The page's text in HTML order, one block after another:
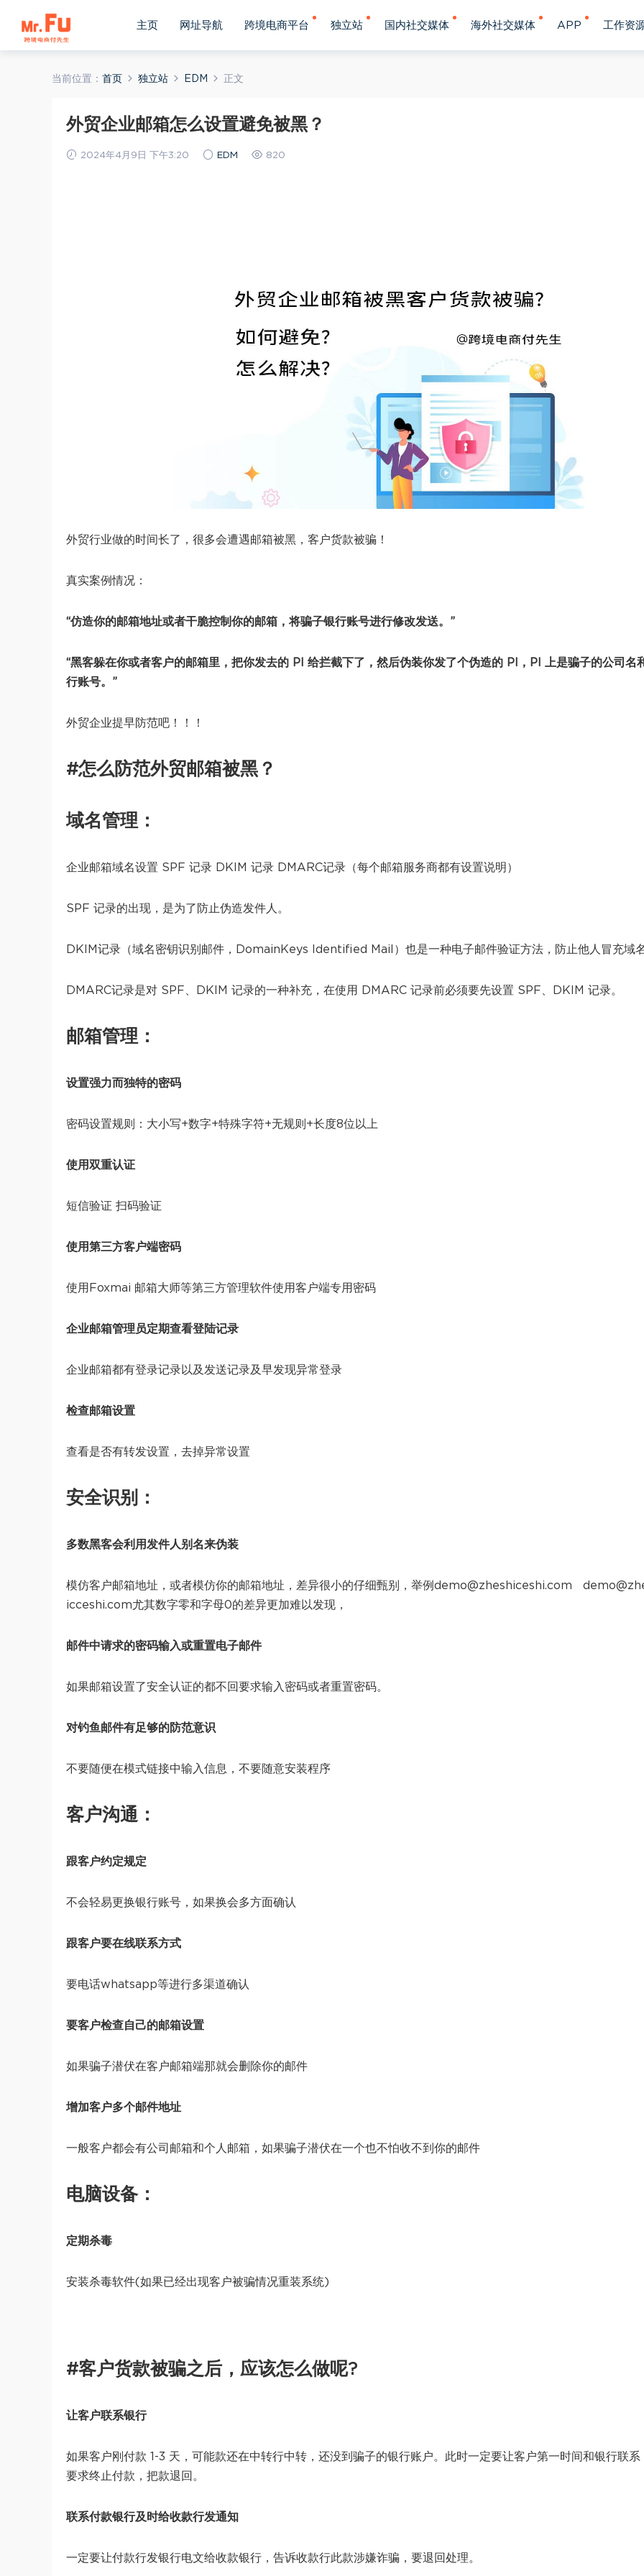
主页 网址导航 跨境电商平台 独立站 国内社交媒体 海外社交媒体 APP 工作资
当前位置： 首页 独立站 EDM 正文
外贸企业邮箱怎么设置避免被黑？
2024年4月9日 下午3:20 EDM 820
外贸行业做的时间长了，很多会遭遇邮箱被黑，客户货款被骗！
真实案例情况：
“仿造你的邮箱地址或者干脆控制你的邮箱，将骗子银行账号进行修改发送。”
“黑客躲在你或者客户的邮箱里，把你发去的 PI 给拦截下了，然后伪装你发了个伪造的 PI，PI 上是骗子的公司名
行账号。”
外贸企业提早防范吧！！！
#怎么防范外贸邮箱被黑？
域名管理：
企业邮箱域名设置 SPF 记录 DKIM 记录 DMARC记录（每个邮箱服务商都有设置说明）
SPF 记录的出现，是为了防止伪造发件人。
DKIM记录（域名密钥识别邮件，DomainKeys Identified Mail）也是一种电子邮件验证方法，防止他人冒充域
DMARC记录是对 SPF、DKIM 记录的一种补充，在使用 DMARC 记录前必须要先设置 SPF、DKIM 记录。
邮箱管理：
设置强力而独特的密码
密码设置规则：大小写+数字+特殊字符+无规则+长度8位以上
使用双重认证
短信验证 扫码验证
使用第三方客户端密码
使用Foxmai 邮箱大师等第三方管理软件使用客户端专用密码
企业邮箱管理员定期查看登陆记录
企业邮箱都有登录记录以及发送记录及早发现异常登录
检查邮箱设置
查看是否有转发设置，去掉异常设置
安全识别：
多数黑客会利用发件人别名来伪装
模仿客户邮箱地址，或者模仿你的邮箱地址，差异很小的仔细甄别，举例demo@zheshiceshi.com
icceshi.com尤其数字零和字母0的差异更加难以发现，
邮件中请求的密码输入或重置电子邮件
如果邮箱设置了安全认证的都不回要求输入密码或者重置密码。
对钓鱼邮件有足够的防范意识
不要随便在模式链接中输入信息，不要随意安装程序
客户沟通：
跟客户约定规定
不会轻易更换银行账号，如果换会多方面确认
跟客户要在线联系方式
要电话whatsapp等进行多渠道确认
要客户检查自己的邮箱设置
如果骗子潜伏在客户邮箱端那就会删除你的邮件
增加客户多个邮件地址
一般客户都会有公司邮箱和个人邮箱，如果骗子潜伏在一个也不怕收不到你的邮件
电脑设备：
定期杀毒
安装杀毒软件(如果已经出现客户被骗情况重装系统)
#客户货款被骗之后，应该怎么做呢?
让客户联系银行
如果客户刚付款 1-3 天，可能款还在中转行中转，还没到骗子的银行账户。此时一定要让客户第一时间和银行联系
要求终止付款，把款退回。
联系付款银行及时给收款行发通知
一定要让付款行发银行电文给收款银行，告诉收款行此款涉嫌诈骗，要退回处理。